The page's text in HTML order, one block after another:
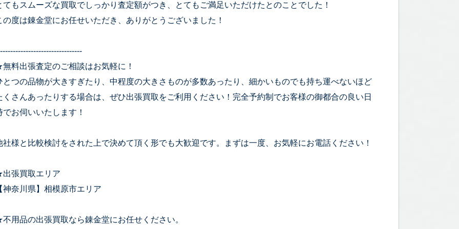
てもスムーズな買取でしっかり査定額がつき、とてもご満足いただけたとのことでした！
の度は錬金堂にお任せいただき、ありがとうございました！
料出張査定のご相談はお気軽に！
とつの品物が大きすぎたり、中程度の大きさものが多数あったり、細かいものでも持ち運べないほど
くさんあったりする場合は、ぜひ出張買取をご利用ください！完全予約制でお客様の御都合の良い日
でお伺いいたします！
社様と比較検討をされた上で決めて頂く形でも大歓迎です。まずは一度、お気軽にお電話ください！
張買取エリア
神奈川県】相模原市エリア
用品の出張買取なら錬金堂にお任せください。